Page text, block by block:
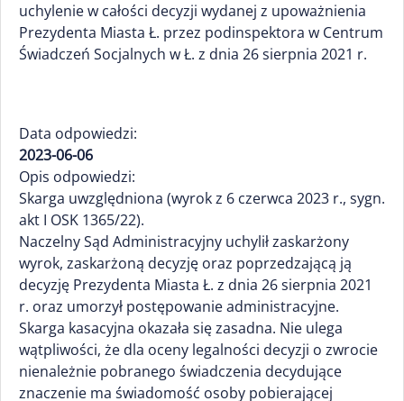
uchylenie w całości decyzji wydanej z upoważnienia
Prezydenta Miasta Ł. przez podinspektora w Centrum
Świadczeń Socjalnych w Ł. z dnia 26 sierpnia 2021 r.
Data odpowiedzi:
2023-06-06
Opis odpowiedzi:
Skarga uwzględniona (wyrok z 6 czerwca 2023 r., sygn.
akt I OSK 1365/22).
Naczelny Sąd Administracyjny uchylił zaskarżony
wyrok, zaskarżoną decyzję oraz poprzedzającą ją
decyzję Prezydenta Miasta Ł. z dnia 26 sierpnia 2021
r. oraz umorzył postępowanie administracyjne.
Skarga kasacyjna okazała się zasadna. Nie ulega
wątpliwości, że dla oceny legalności decyzji o zwrocie
nienależnie pobranego świadczenia decydujące
znaczenie ma świadomość osoby pobierającej